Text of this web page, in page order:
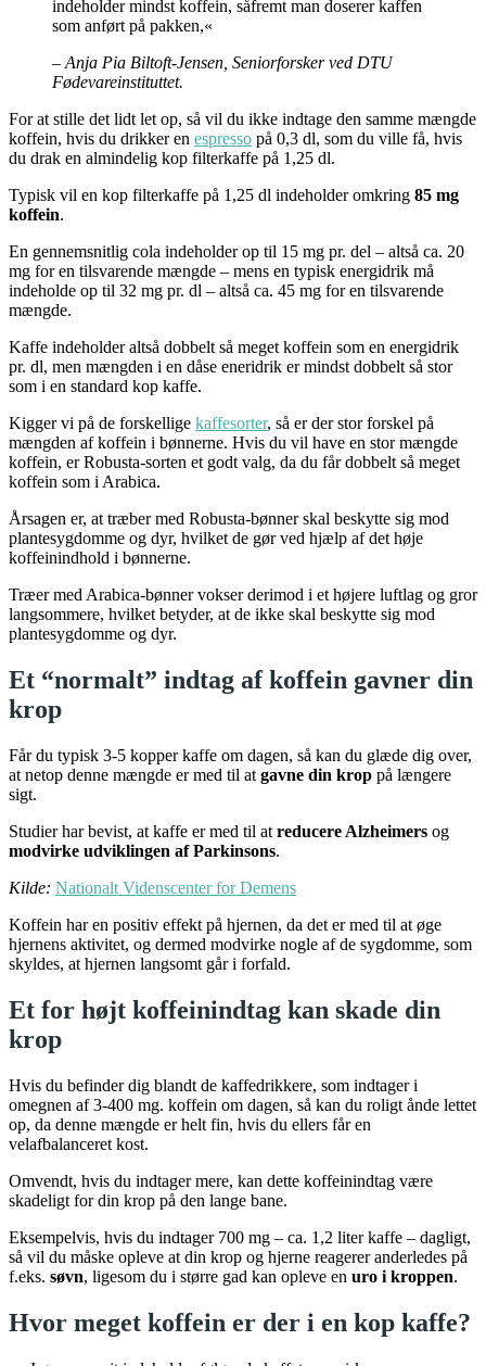
indeholder mindst koffein, såfremt man doserer kaffen
som anført på pakken,«
– Anja Pia Biltoft-Jensen, Seniorforsker ved DTU
Fødevareinstituttet.
For at stille det lidt let op, så vil du ikke indtage den samme mængde
koffein, hvis du drikker en espresso på 0,3 dl, som du ville få, hvis
du drak en almindelig kop filterkaffe på 1,25 dl.
Typisk vil en kop filterkaffe på 1,25 dl indeholder omkring 85 mg
koffein.
En gennemsnitlig cola indeholder op til 15 mg pr. del – altså ca. 20
mg for en tilsvarende mængde – mens en typisk energidrik må
indeholde op til 32 mg pr. dl – altså ca. 45 mg for en tilsvarende
mængde.
Kaffe indeholder altså dobbelt så meget koffein som en energidrik
pr. dl, men mængden i en dåse eneridrik er mindst dobbelt så stor
som i en standard kop kaffe.
Kigger vi på de forskellige kaffesorter, så er der stor forskel på
mængden af koffein i bønnerne. Hvis du vil have en stor mængde
koffein, er Robusta-sorten et godt valg, da du får dobbelt så meget
koffein som i Arabica.
Årsagen er, at træber med Robusta-bønner skal beskytte sig mod
plantesygdomme og dyr, hvilket de gør ved hjælp af det høje
koffeinindhold i bønnerne.
Træer med Arabica-bønner vokser derimod i et højere luftlag og gror
langsommere, hvilket betyder, at de ikke skal beskytte sig mod
plantesygdomme og dyr.
Et “normalt” indtag af koffein gavner din
krop
Får du typisk 3-5 kopper kaffe om dagen, så kan du glæde dig over,
at netop denne mængde er med til at gavne din krop på længere
sigt.
Studier har bevist, at kaffe er med til at reducere Alzheimers og
modvirke udviklingen af Parkinsons.
Kilde: Nationalt Videnscenter for Demens
Koffein har en positiv effekt på hjernen, da det er med til at øge
hjernens aktivitet, og dermed modvirke nogle af de sygdomme, som
skyldes, at hjernen langsomt går i forfald.
Et for højt koffeinindtag kan skade din
krop
Hvis du befinder dig blandt de kaffedrikkere, som indtager i
omegnen af 3-400 mg. koffein om dagen, så kan du roligt ånde lettet
op, da denne mængde er helt fin, hvis du ellers får en
velafbalanceret kost.
Omvendt, hvis du indtager mere, kan dette koffeinindtag være
skadeligt for din krop på den lange bane.
Eksempelvis, hvis du indtager 700 mg – ca. 1,2 liter kaffe – dagligt,
så vil du måske opleve at din krop og hjerne reagerer anderledes på
f.eks. søvn, ligesom du i større gad kan opleve en uro i kroppen.
Hvor meget koffein er der i en kop kaffe?